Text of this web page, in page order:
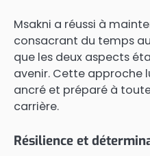
Msakni a réussi à
consacrant du temps
que les deux aspects
avenir. Cette approche
ancré et préparé à
carrière.
Résilience et